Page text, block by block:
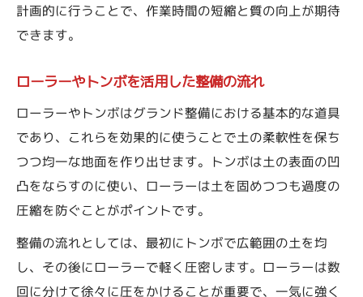
計画的に行うことで、作業時間の短縮と質の向上が期待
できます。
ローラーやトンボを活用した整備の流れ
ローラーやトンボはグランド整備における基本的な道具
であり、これらを効果的に使うことで土の柔軟性を保ち
つつ均一な地面を作り出せます。トンボは土の表面の凹
凸をならすのに使い、ローラーは土を固めつつも過度の
圧縮を防ぐことがポイントです。
整備の流れとしては、最初にトンボで広範囲の土を均
し、その後にローラーで軽く圧密します。ローラーは数
回に分けて徐々に圧をかけることが重要で、一気に強く